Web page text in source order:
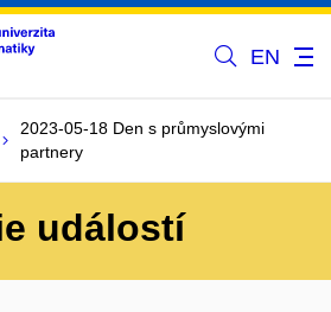
EN
2023-05-18 Den s průmyslovými
partnery
událostí